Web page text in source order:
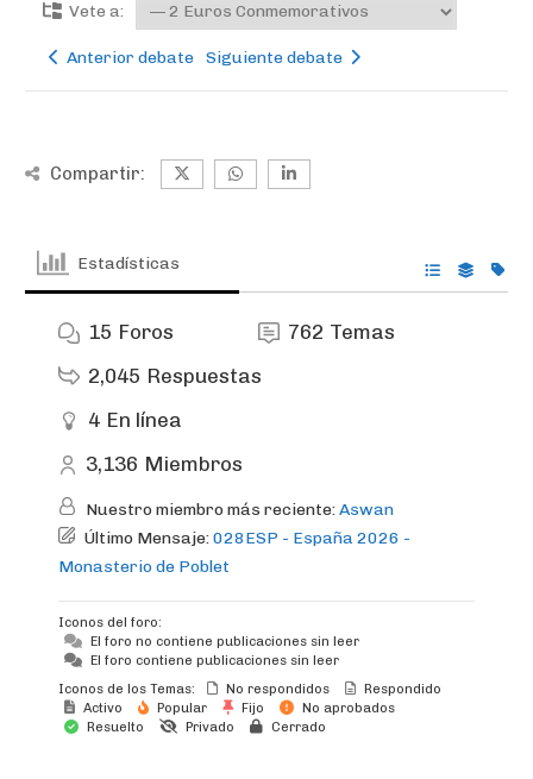
Vete a:
Anterior debate Siguiente debate
Compartir:
Estadísticas
15 Foros 762 Temas
2,045 Respuestas
4 En línea
3,136 Miembros
Nuestro miembro más reciente:Aswan
Último Mensaje:028ESP - España 2026 -
Monasterio de Poblet
Iconos del foro:
El foro no contiene publicaciones sin leer
El foro contiene publicaciones sin leer
Iconos de los Temas:
No respondidos
Respondido
Activo
Popular Fijo
No aprobados
Resuelto
Privado Cerrado